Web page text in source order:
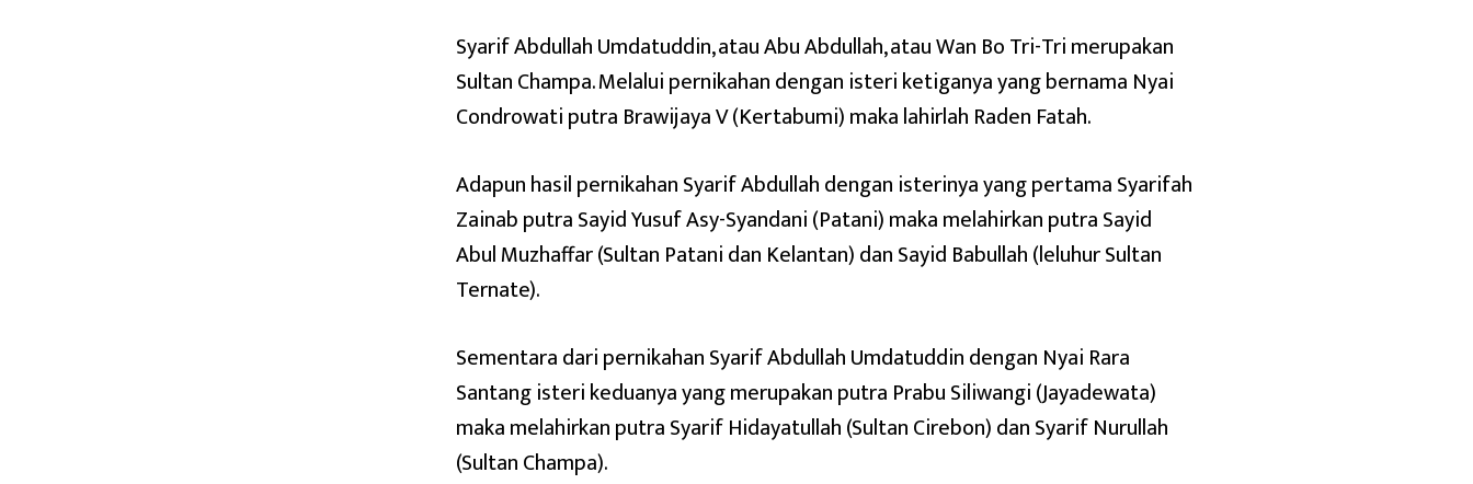
Syarif Abdullah Umdatuddin, atau Abu Abdullah, atau Wan Bo Tri-Tri merupakan
Sultan Champa. Melalui pernikahan dengan isteri ketiganya yang bernama Nyai
Condrowati putra Brawijaya V (Kertabumi) maka lahirlah Raden Fatah.
Adapun hasil pernikahan Syarif Abdullah dengan isterinya yang pertama Syarifah
Zainab putra Sayid Yusuf Asy-Syandani (Patani) maka melahirkan putra Sayid
Abul Muzhaffar (Sultan Patani dan Kelantan) dan Sayid Babullah (leluhur Sultan
Ternate).
Sementara dari pernikahan Syarif Abdullah Umdatuddin dengan Nyai Rara
Santang isteri keduanya yang merupakan putra Prabu Siliwangi (Jayadewata)
maka melahirkan putra Syarif Hidayatullah (Sultan Cirebon) dan Syarif Nurullah
(Sultan Champa).